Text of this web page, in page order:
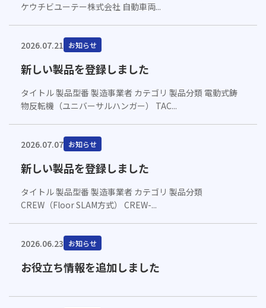
ケウチビユーテー株式会社 自動車両...
2026.07.21 お知らせ
新しい製品を登録しました
タイトル 製品型番 製造事業者 カテゴリ 製品分類 電動式鋳
物反転機（ユニバーサルハンガー） TAC...
2026.07.07 お知らせ
新しい製品を登録しました
タイトル 製品型番 製造事業者 カテゴリ 製品分類
CREW（Floor SLAM方式） CREW-...
2026.06.23 お知らせ
お役立ち情報を追加しました